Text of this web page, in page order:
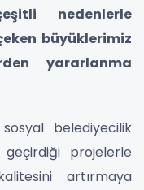
nedenlerle
büyüklerimiz
yararlanma
belediyecilik
geçirdiği projelerle
artırmaya